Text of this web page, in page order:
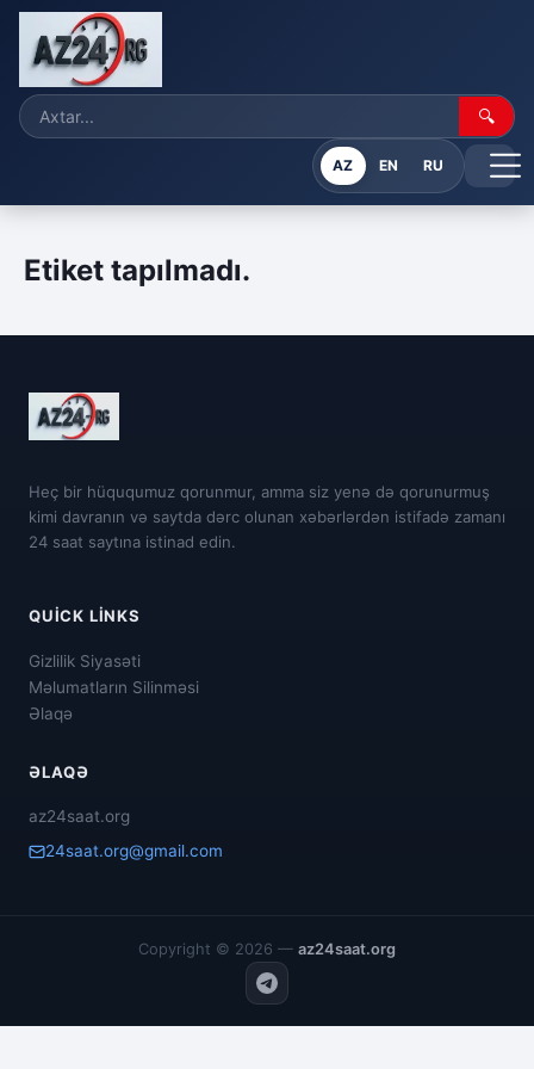
🔍
AZ EN RU
Etiket tapılmadı.
Heç bir hüququmuz qorunmur, amma siz yenə də qorunurmuş
kimi davranın və saytda dərc olunan xəbərlərdən istifadə zamanı
24 saat saytına istinad edin.
QUICK LINKS
Gizlilik Siyasəti
Məlumatların Silinməsi
Əlaqə
ƏLAQƏ
az24saat.org
24saat.org@gmail.com
Copyright © 2026 — az24saat.org